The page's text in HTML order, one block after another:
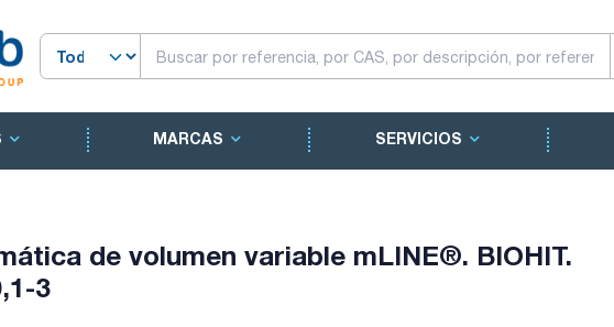
MARCAS SERVICIOS
de volumen variable mLINE®. BIOHIT.
3